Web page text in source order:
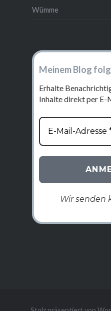
Wümme
Meinem Blog
Erhalte
Inhalte direkt per E-
Wir senden